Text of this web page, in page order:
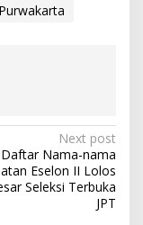
Next post
Nama-nama
Eselon II Lolos
Seleksi Terbuka
JPT